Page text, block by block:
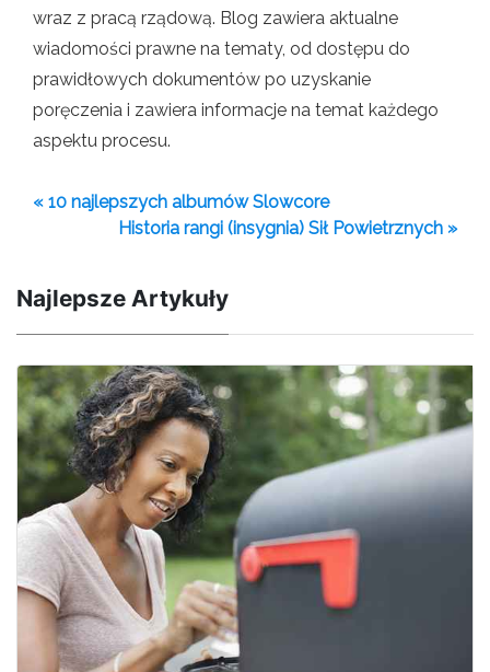
wraz z pracą rządową. Blog zawiera aktualne
wiadomości prawne na tematy, od dostępu do
prawidłowych dokumentów po uzyskanie
poręczenia i zawiera informacje na temat każdego
aspektu procesu.
« 10 najlepszych albumów Slowcore
Historia rangi (insygnia) Sił Powietrznych »
Najlepsze Artykuły